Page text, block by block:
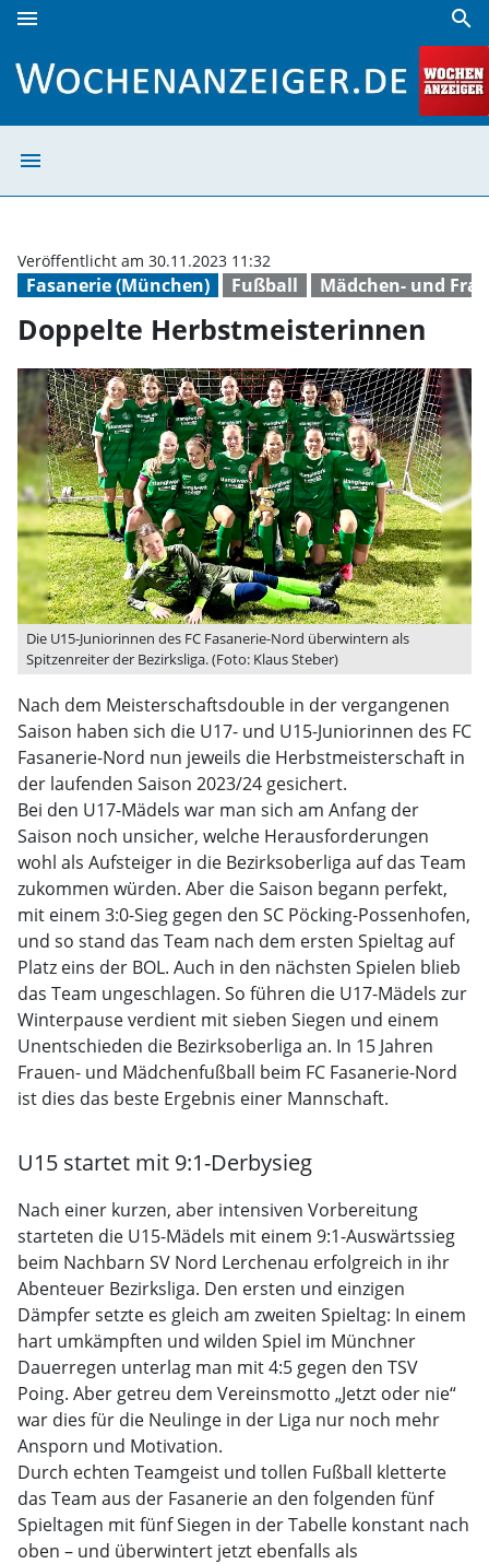
menu search
menu
Fasanerie (München) Fußball Mädchen- und
Veröffentlicht am 30.11.2023 11:32
Doppelte Herbstmeisterinnen
Die U15-Juniorinnen des FC Fasanerie-Nord überwintern als
Spitzenreiter der Bezirksliga. (Foto: Klaus Steber)
Nach dem Meisterschaftsdouble in der vergangenen
Saison haben sich die U17- und U15-Juniorinnen des FC
Fasanerie-Nord nun jeweils die Herbstmeisterschaft in
der laufenden Saison 2023/24 gesichert.
Bei den U17-Mädels war man sich am Anfang der
Saison noch unsicher, welche Herausforderungen
wohl als Aufsteiger in die Bezirksoberliga auf das Team
zukommen würden. Aber die Saison begann perfekt,
mit einem 3:0-Sieg gegen den SC Pöcking-Possenhofen,
und so stand das Team nach dem ersten Spieltag auf
Platz eins der BOL. Auch in den nächsten Spielen blieb
das Team ungeschlagen. So führen die U17-Mädels zur
Winterpause verdient mit sieben Siegen und einem
Unentschieden die Bezirksoberliga an. In 15 Jahren
Frauen- und Mädchenfußball beim FC Fasanerie-Nord
ist dies das beste Ergebnis einer Mannschaft.
U15 startet mit 9:1-Derbysieg
Nach einer kurzen, aber intensiven Vorbereitung
starteten die U15-Mädels mit einem 9:1-Auswärtssieg
beim Nachbarn SV Nord Lerchenau erfolgreich in ihr
Abenteuer Bezirksliga. Den ersten und einzigen
Dämpfer setzte es gleich am zweiten Spieltag: In einem
hart umkämpften und wilden Spiel im Münchner
Dauerregen unterlag man mit 4:5 gegen den TSV
Poing. Aber getreu dem Vereinsmotto „Jetzt oder nie“
war dies für die Neulinge in der Liga nur noch mehr
Ansporn und Motivation.
Durch echten Teamgeist und tollen Fußball kletterte
das Team aus der Fasanerie an den folgenden fünf
Spieltagen mit fünf Siegen in der Tabelle konstant nach
oben – und überwintert jetzt ebenfalls als